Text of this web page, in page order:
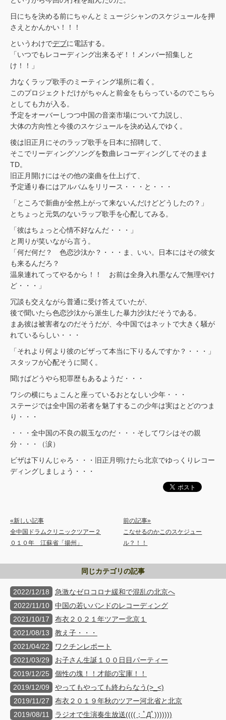
日にちを決める前にちゃんとミュージシャンのスケジュールを押
さえとかんかい！！！
というわけでデブに電話する。
「いつでもレコーディング出来るぞ！！メンバー招集しと
け！！」
力なくラップ歌手のミーティング場所に着く。
このプロジェクトだけがちゃんと前金をもらっているのでこちら
としても力が入る。
予定をオーバーしつつ中国の音楽市場について力説し、
大体の方向性と今後のスケジュールを決め込んでゆく。
後は旧正月にそのラップ歌手を日本に招聘して、
そこでリーディングソングを数曲レコーディングしてそのまま
TD。
旧正月開けにはその他の楽曲を仕上げて、
予定通り春にはアルバムをリリース・・・と・・・
「ところで新曲が全然上がって来ないんだけどどうしたの？」
とちょっと元気のないラップ歌手を心配してみる。
「彼はちょっと心情不好なんだ・・・」
と周りが笑いながら言う。
「何だ何だ？ 色恋沙汰か？・・・ま、いい。日本にはその彼女
も来るんだろ？
温泉連れてってやるから！！ お前は全身入れ墨なんで無理やけ
ど・・・」
冗談も交えながら普通に受け答えていたが、
後で聞いたら色恋沙汰から派生した暴力沙汰だそうである。
まあ彼は被害者なのだそうだが、今中国ではネットで大きく騒が
れているらしい・・・
「それより何より彼のビザって本当に下りるんですか？・・・」
スタッフが心配そうに聞く。
聞けばどうやら犯罪歴もあるようだ・・・
ワシの横にちょこんと座っているおとなしい少年・・・
ステージでは全中国の若者を魅了するこの少年は実はとどのつま
り・・・
・・・全中国の不良の親玉なのだ・・・そしてワシはその親
分・・・（涙）
ビザは下りんじゃろ・・・旧正月明けたら北京でゆっくりレコー
ディングしましょう・・・
«新しい記事
全中国ドラムクリニックツアー２
０１０年 江蘇省「揚州」
前の記事»
こなせるのかこのスケジュー
ル？！！
同じカテゴリの記事
2022/12/18
急激なゼロコロナ緩和で混乱の北京へ
2022/11/10
中国の若いバンドのレコーディング
2021/10/17
布衣２０２１年ツアー北京１
2021/08/13
教え子・・・
2021/04/22
ワクチンレポート
2021/03/29
お子さん生誕１００日目パーティー
2019/12/25
個性の塊！！才能の宝庫！！
2019/12/09
やってもやっても終わらなう(>_<)
2019/11/27
布衣２０１９年秋のツアー河北省と北京
2019/08/11
ラジオで生演奏生放送((((；ﾟДﾟ)))))))